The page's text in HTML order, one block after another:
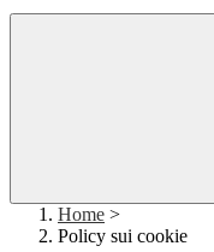
Home >
Policy sui cookie